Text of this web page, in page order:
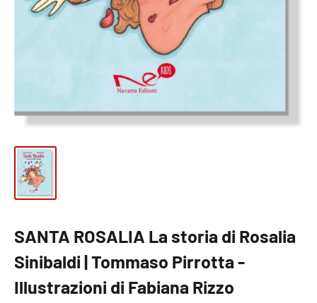
SANTA ROSALIA La storia di Rosalia
Sinibaldi | Tommaso Pirrotta -
Illustrazioni di Fabiana Rizzo